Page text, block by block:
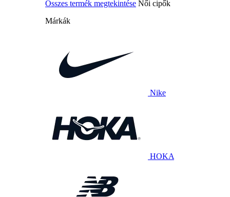
Összes termék megtekintése Női cipők
Márkák
Nike
HOKA